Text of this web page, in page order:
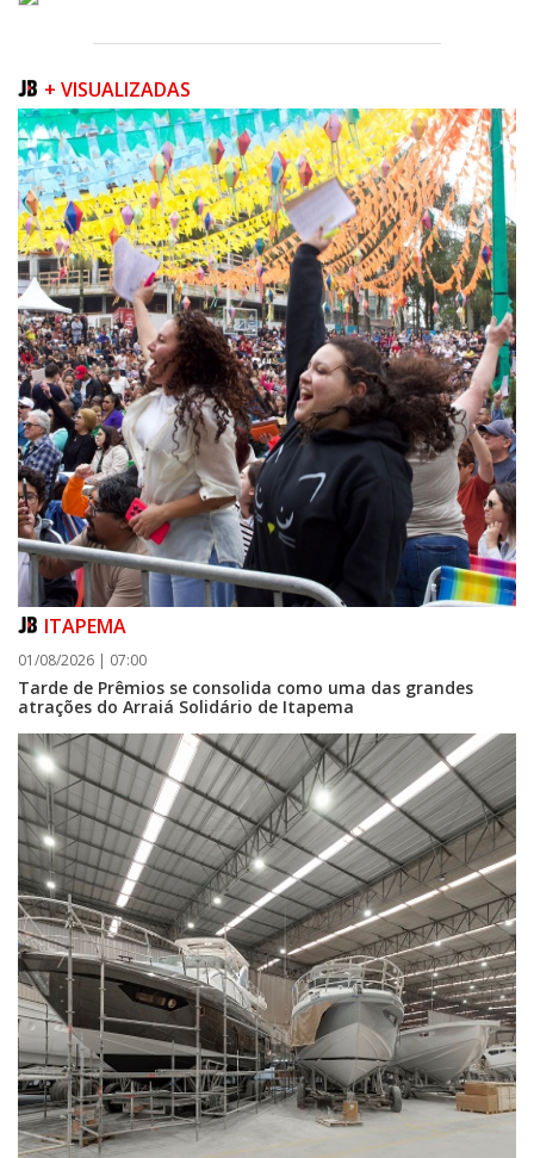
05/08/2026 | 07:00
Refis 2026 oferece opções de pagamentos com descontos
BALNEÁRIO CAMBORIÚ
05/08/2026 | 07:00
Balneário Camboriú anuncia novo concurso para Guarda Municipal
POLÍTICA
+ VISUALIZADAS
ITAPEMA
01/08/2026 | 07:00
Tarde de Prêmios se consolida como uma das grandes
atrações do Arraiá Solidário de Itapema